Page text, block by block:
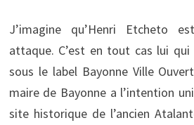
J’imagine qu’Henri Etcheto
attaque. C’est en tout cas lui qui
sous le label Bayonne Ville
maire de Bayonne a l’intention
site historique de l’ancien